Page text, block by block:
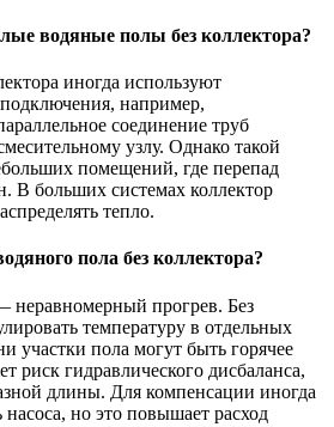
водяные полы без коллектора?
иногда используют
например,
соединение труб
узлу. Однако такой
помещений, где перепад
В больших системах коллектор
тепло.
пола без коллектора?
неравномерный прогрев. Без
температуру в отдельных
участки пола могут быть горячее
риск гидравлического дисбаланса,
длины. Для компенсации иногда
но это повышает расход